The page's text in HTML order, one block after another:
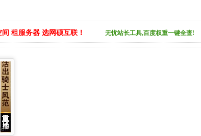
间 租服务器 选网硕互联！ 无忧站长工具,百度权重一键全查!